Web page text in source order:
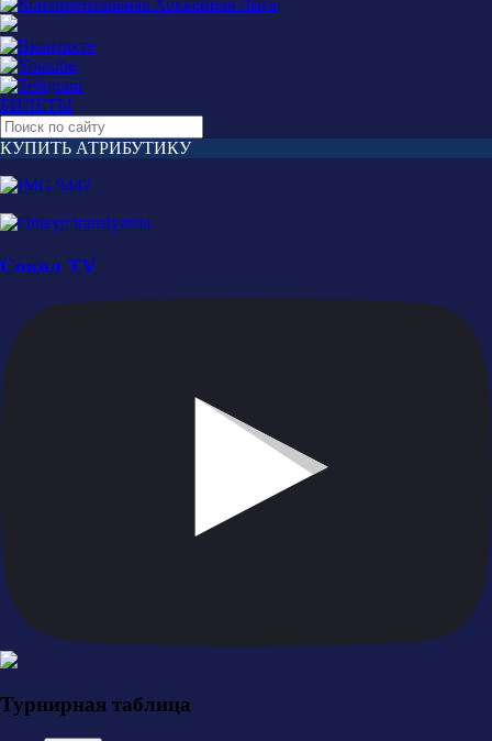
БИЛЕТЫ
КУПИТЬ АТРИБУТИКУ
Сокол TV
Турнирная таблица